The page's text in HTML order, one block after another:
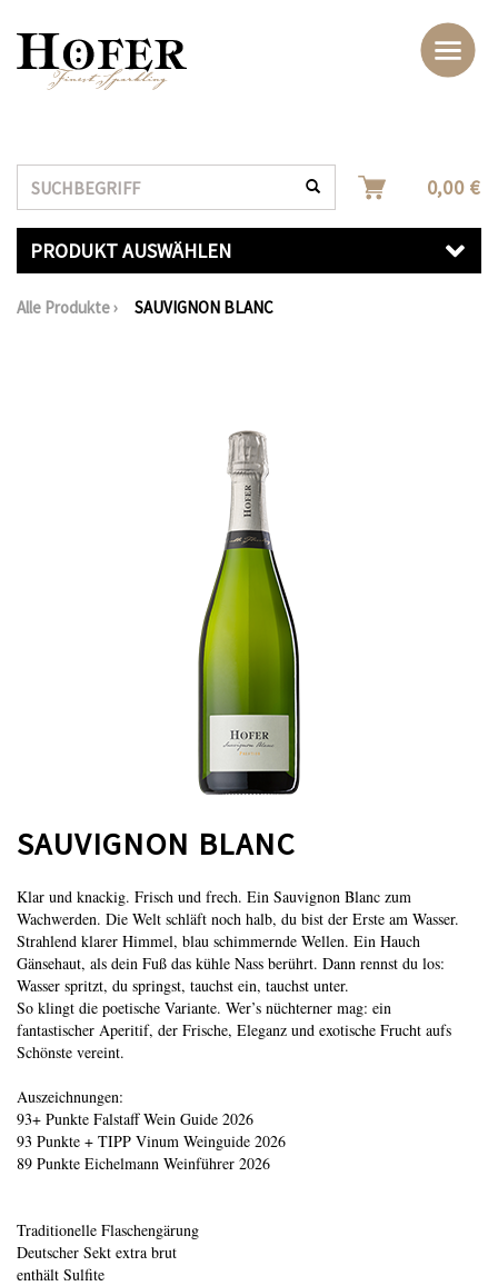
PRODUKT AUSWÄHLEN
0,00 €
Alle Produkte› SAUVIGNON BLANC
SAUVIGNON BLANC
Klar und knackig. Frisch und frech. Ein Sauvignon Blanc zum
Wachwerden. Die Welt schläft noch halb, du bist der Erste am Wasser.
Strahlend klarer Himmel, blau schimmernde Wellen. Ein Hauch
Gänsehaut, als dein Fuß das kühle Nass berührt. Dann rennst du los:
Wasser spritzt, du springst, tauchst ein, tauchst unter.
So klingt die poetische Variante. Wer’s nüchterner mag: ein
fantastischer Aperitif, der Frische, Eleganz und exotische Frucht aufs
Schönste vereint.
Auszeichnungen:
93+ Punkte Falstaff Wein Guide 2026
93 Punkte + TIPP Vinum Weinguide 2026
89 Punkte Eichelmann Weinführer 2026
Traditionelle Flaschengärung
Deutscher Sekt extra brut
enthält Sulfite